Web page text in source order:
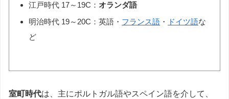
江戸時代 17～19C：オランダ語
明治時代 19～20C：英語・ フランス語 ・ ドイツ語な
ど
室町時代は、主にポルトガル語やスペイン語を介して、